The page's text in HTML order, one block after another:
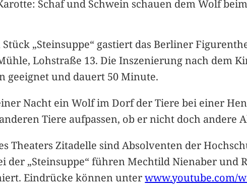
Schaf und Schwein schauen dem Wolf
„Steinsuppe“ gastiert das Berliner
Lohstraße 13. Die Inszenierung nach dem
geeignet und dauert 50 Minute.
Nacht ein Wolf im Dorf der Tiere bei einer
Tiere aufpassen, ob er nicht doch andere
Theaters Zitadelle sind Absolventen der
der „Steinsuppe“ führen Mechtild Nienaber und
Eindrücke können unterwww.youtube.com/